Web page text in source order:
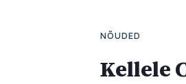
NÕUDED
Kellele